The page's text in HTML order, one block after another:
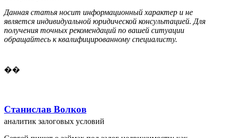
Данная статья носит информационный характер и не
является индивидуальной юридической консультацией. Для
получения точных рекомендаций по вашей ситуации
обращайтесь к квалифицированному специалисту.
��
Станислав Волков
аналитик залоговых условий